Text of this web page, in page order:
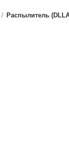
Распылитель